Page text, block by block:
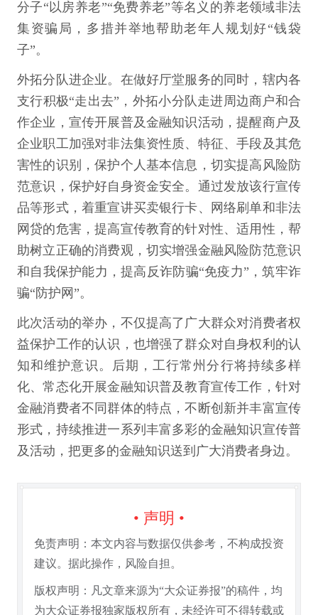
分子“以房养老”“免费养老”等名义的养老领域非法
集资骗局，多措并举地帮助老年人规划好“钱袋
子”。
外拓分队进企业。在做好厅堂服务的同时，辖内各
支行积极“走出去”，外拓小分队走进周边商户和合
作企业，宣传开展普及金融知识活动，提醒商户及
企业职工加强对非法集资性质、特征、手段及其危
害性的识别，保护个人基本信息，切实提高风险防
范意识，保护好自身资金安全。通过发放该行宣传
品等形式，着重宣讲买卖银行卡、网络刷单和非法
网贷的危害，提高宣传教育的针对性、适用性，帮
助树立正确的消费观，切实增强金融风险防范意识
和自我保护能力，提高反诈防骗“免疫力”，筑牢诈
骗“防护网”。
此次活动的举办，不仅提高了广大群众对消费者权
益保护工作的认识，也增强了群众对自身权利的认
知和维护意识。后期，工行常州分行将持续多样
化、常态化开展金融知识普及教育宣传工作，针对
金融消费者不同群体的特点，不断创新并丰富宣传
形式，持续推进一系列丰富多彩的金融知识宣传普
及活动，把更多的金融知识送到广大消费者身边。
• 声明 •
免责声明：本文内容与数据仅供参考，不构成投资
建议。据此操作，风险自担。
版权声明：凡文章来源为“大众证券报”的稿件，均
为大众证券报独家版权所有，未经许可不得转载或